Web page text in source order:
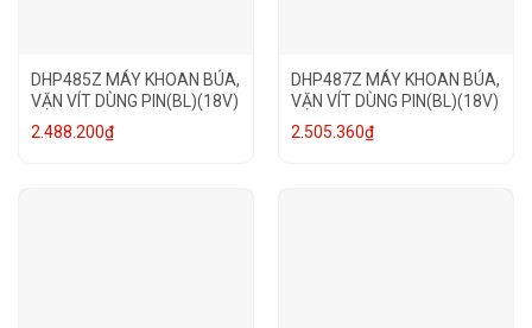
DHP485Z MÁY KHOAN BÚA,
VẶN VÍT DÙNG PIN(BL)(18V)
2.488.200₫
DHP487Z MÁY KHOAN BÚA,
VẶN VÍT DÙNG PIN(BL)(18V)
2.505.360₫